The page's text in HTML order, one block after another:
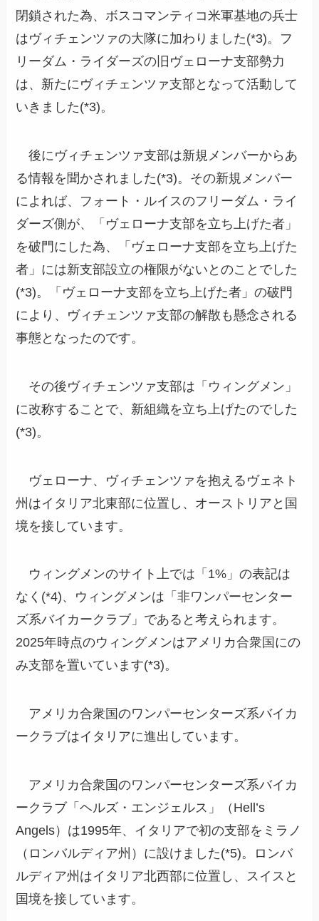
閉鎖された為、ボスコマンティコ米軍基地の兵士
はヴィチェンツァの大隊に加わりました(*3)。フ
リーダム・ライダーズの旧ヴェローナ支部勢力
は、新たにヴィチェンツァ支部となって活動して
いきました(*3)。
後にヴィチェンツァ支部は新規メンバーからあ
る情報を聞かされました(*3)。その新規メンバー
によれば、フォート・ルイスのフリーダム・ライ
ダーズ側が、「ヴェローナ支部を立ち上げた者」
を破門にした為、「ヴェローナ支部を立ち上げた
者」には新支部設立の権限がないとのことでした
(*3)。「ヴェローナ支部を立ち上げた者」の破門
により、ヴィチェンツァ支部の解散も懸念される
事態となったのです。
その後ヴィチェンツァ支部は「ウィングメン」
に改称することで、新組織を立ち上げたのでした
(*3)。
ヴェローナ、ヴィチェンツァを抱えるヴェネト
州はイタリア北東部に位置し、オーストリアと国
境を接しています。
ウィングメンのサイト上では「1%」の表記は
なく(*4)、ウィングメンは「非ワンパーセンター
ズ系バイカークラブ」であると考えられます。
2025年時点のウィングメンはアメリカ合衆国にの
み支部を置いています(*3)。
アメリカ合衆国のワンパーセンターズ系バイカ
ークラブはイタリアに進出しています。
アメリカ合衆国のワンパーセンターズ系バイカ
ークラブ「ヘルズ・エンジェルス」（Hell’s
Angels）は1995年、イタリアで初の支部をミラノ
（ロンバルディア州）に設けました(*5)。ロンバ
ルディア州はイタリア北西部に位置し、スイスと
国境を接しています。